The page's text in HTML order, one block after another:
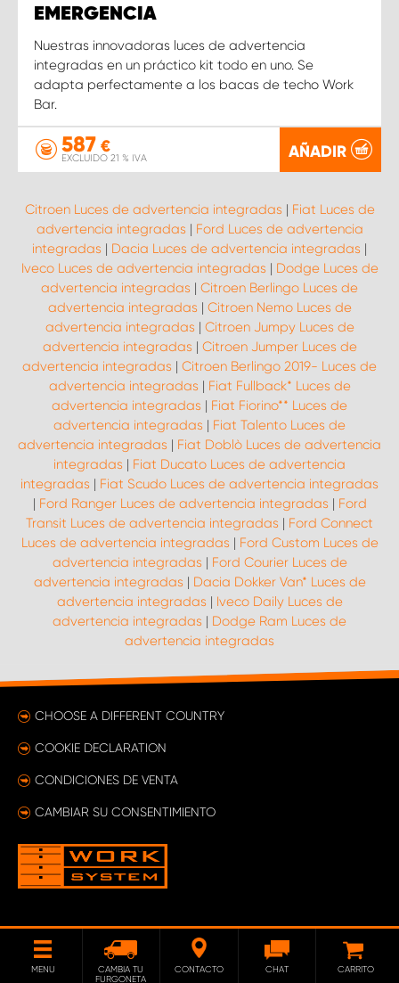
EMERGENCIA
Nuestras innovadoras luces de advertencia
integradas en un práctico kit todo en uno. Se
adapta perfectamente a los bacas de techo Work
Bar.
587 €
EXCLUIDO 21 % IVA AÑADIR
Citroen Luces de advertencia integradas | Fiat Luces de
advertencia integradas | Ford Luces de advertencia
integradas | Dacia Luces de advertencia integradas |
Iveco Luces de advertencia integradas | Dodge Luces de
advertencia integradas | Citroen Berlingo Luces de
advertencia integradas | Citroen Nemo Luces de
advertencia integradas | Citroen Jumpy Luces de
advertencia integradas | Citroen Jumper Luces de
advertencia integradas | Citroen Berlingo 2019- Luces de
advertencia integradas | Fiat Fullback* Luces de
advertencia integradas | Fiat Fiorino** Luces de
advertencia integradas | Fiat Talento Luces de
advertencia integradas | Fiat Doblò Luces de advertencia
integradas | Fiat Ducato Luces de advertencia
integradas | Fiat Scudo Luces de advertencia integradas
| Ford Ranger Luces de advertencia integradas | Ford
Transit Luces de advertencia integradas | Ford Connect
Luces de advertencia integradas | Ford Custom Luces de
advertencia integradas | Ford Courier Luces de
advertencia integradas | Dacia Dokker Van* Luces de
advertencia integradas | Iveco Daily Luces de
advertencia integradas | Dodge Ram Luces de
advertencia integradas
CHOOSE A DIFFERENT COUNTRY
COOKIE DECLARATION
CONDICIONES DE VENTA
CAMBIAR SU CONSENTIMIENTO
MENU
CAMBIA TU
FURGONETA
CONTACTO CHAT CARRITO